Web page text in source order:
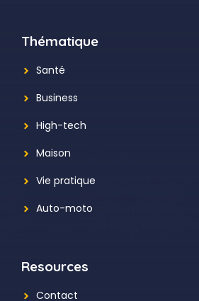
Thématique
Santé
Business
High-tech
Maison
Vie pratique
Auto-moto
Resources
Contact